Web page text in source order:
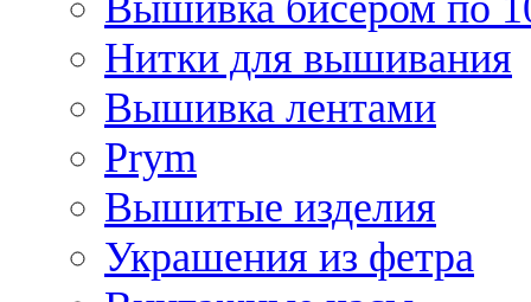
Нитки для вышивания
Вышивка лентами
Prym
Вышитые изделия
Украшения из фетра